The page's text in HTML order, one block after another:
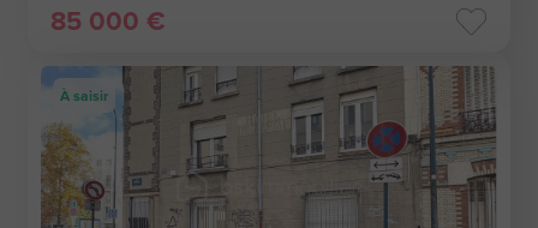
85 000 €
À saisir